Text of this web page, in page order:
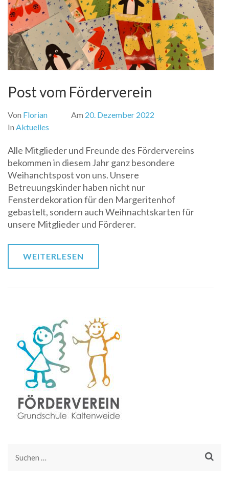
Post vom Förderverein
Von Florian Am 20. Dezember 2022
In Aktuelles
Alle Mitglieder und Freunde des Fördervereins
bekommen in diesem Jahr ganz besondere
Weihanchtspost von uns. Unsere
Betreuungskinder haben nicht nur
Fensterdekoration für den Margeritenhof
gebastelt, sondern auch Weihnachtskarten für
unsere Mitglieder und Förderer.
WEITERLESEN
Suchen